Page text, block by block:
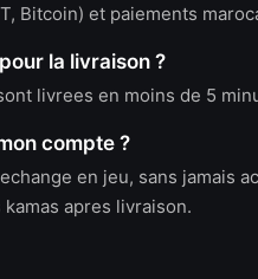
Bitcoin) et paiements
la livraison ?
livrees en moins de 5
compte ?
en jeu, sans jamais
apres livraison.